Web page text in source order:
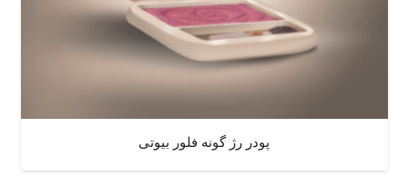
پودر رژ گونه فلور بیوتی